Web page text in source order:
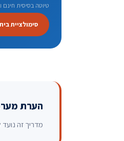
טיוטה בסיסית
סימולציית
הערת
מדריך זה